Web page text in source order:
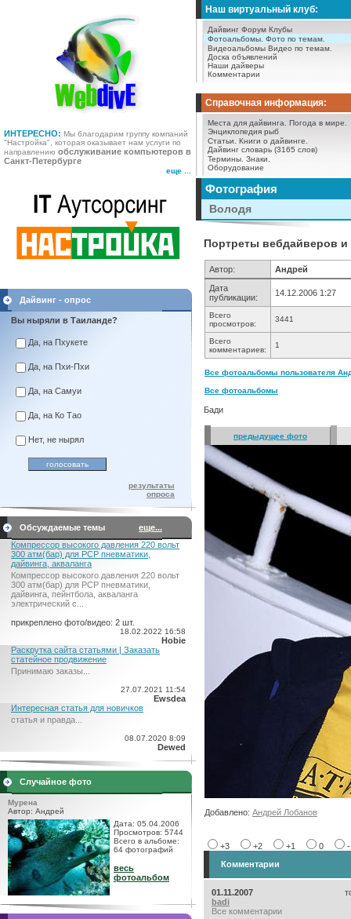
ИНТЕРЕСНО: Мы благодарим группу компаний
"Настройка", которая оказывает нам услуги по
направлению обслуживание компьютеров в
Санкт-Петербурге
еще ...
Наш виртуальный клуб:
Дайвинг Форум Клубы
Фотоальбомы. Фото по темам.
Видеоальбомы Видео по темам.
Доска объявлений
Наши дайверы
Комментарии
Справочная информация:
Места для дайвинга.
Погода в мире.
Энциклопедия рыб
Статьи.
Книги о дайвинге.
Дайвинг словарь (3165 слов)
Термины. Знаки.
Оборудование
Дайвинг - опрос
Вы ныряли в Таиланде?
Да, на Пхукете
Да, на Пхи-Пхи
Да, на Самуи
Да, на Ко Тао
Нет, не нырял
результаты
опроса
Обсуждаемые темы
еще...
Компрессор высокого давления 220 вольт
300 атм(бар) для PCP пневматики,
дайвинга, акваланга
Компрессор высокого давления 220 вольт
300 атм(бар) для PCP пневматики,
дайвинга, пейнтбола, акваланга
электрический c...
прикреплено фото/видео: 2 шт.
18.02.2022 16:58
Hobie
Раскрутка сайта статьями | Заказать
статейное продвижение
Принимаю заказы...
27.07.2021 11:54
Ewsdea
Интересная статья для новичков
статья и правда...
08.07.2020 8:09
Dewed
Случайное фото
Мурена
Автор: Андрей
Дата: 05.04.2006
Просмотров: 5744
Всего в альбоме:
64 фотографий
весь
фотоальбом
Фотография
Володя
Портреты вебдайверов и
Автор:
Андрей
Дата
публикации:
14.12.2006 1:27
Всего
просмотров:
3441
Всего
комментариев:
1
Все фотоальбомы пользователя
Все фотоальбомы
Бади
предыдущее фото
Добавлено: Андрей Лобанов
+3 +2 +1 0
Комментарии
01.11.2007
badi
Все комментарии